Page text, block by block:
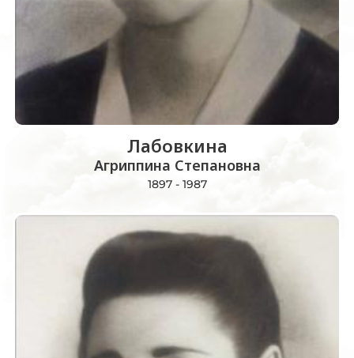
Лабовкина
Агриппина Степановна
1897 - 1987